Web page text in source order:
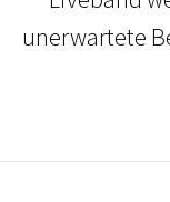
unerwartete